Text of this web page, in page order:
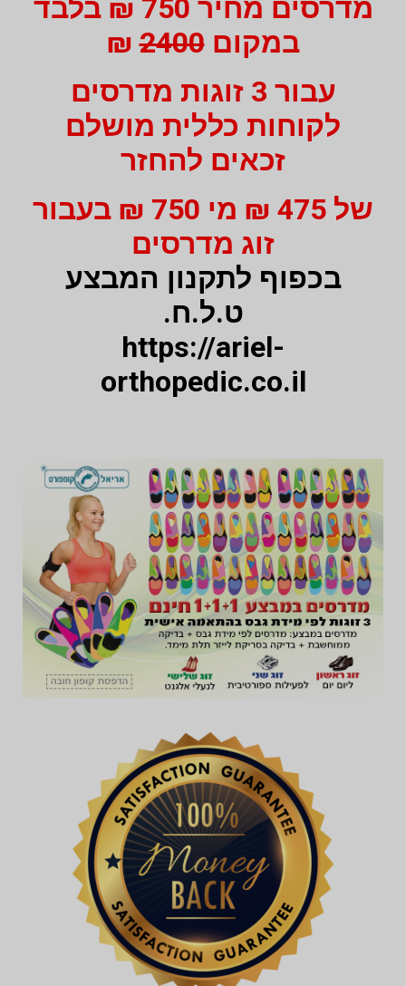
מדרסים מחיר 750 ₪ בלבד
במקום2400
₪
עבור 3 זוגות מדרסים
לקוחות כללית מושלם
זכאים להחזר
של 475 ₪ מי 750 ₪ בעבור
זוג מדרסים
בכפוף לתקנון המבצע
ט.ל.ח.
https://ariel-
orthopedic.co.il